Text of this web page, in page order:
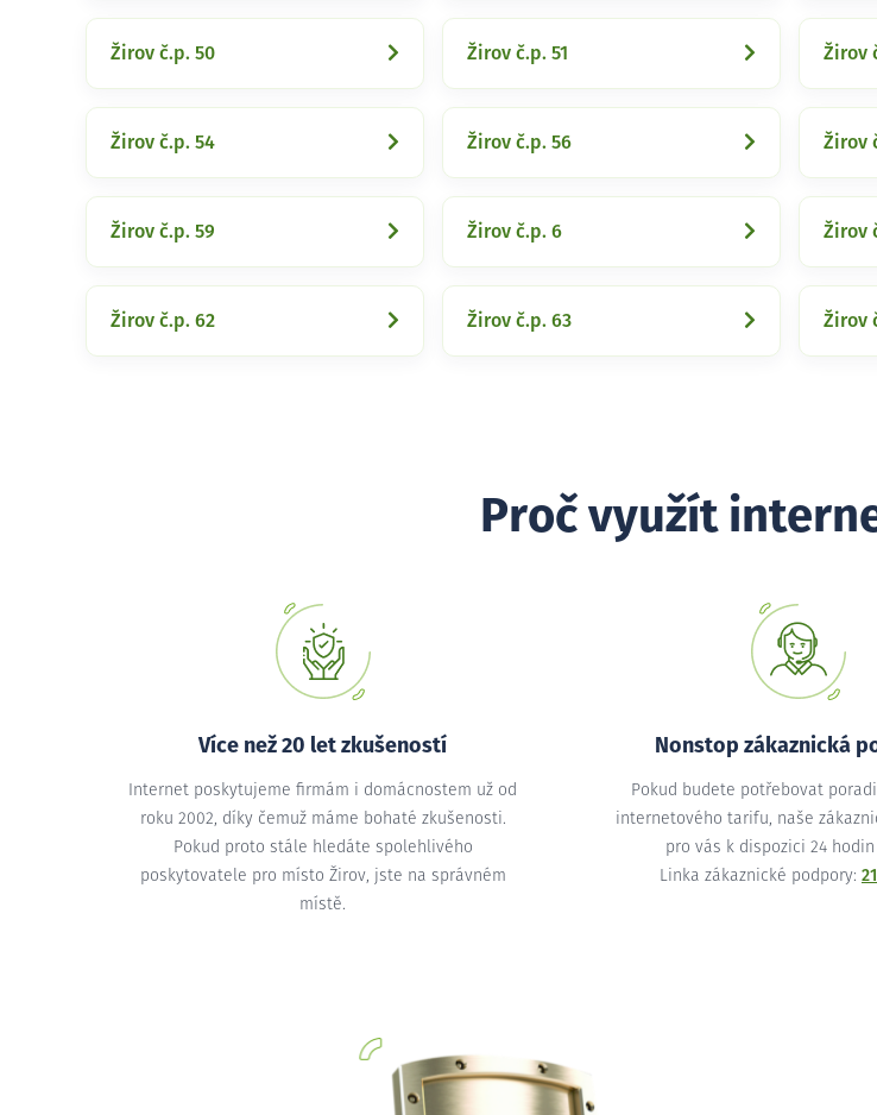
Žirov č.p. 50 Žirov č.p. 51 Žirov
Žirov č.p. 54 Žirov č.p. 56 Žirov
Žirov č.p. 59 Žirov č.p. 6 Žirov
Žirov č.p. 62 Žirov č.p. 63 Žirov
Proč využít
Více než 20 let zkušeností
Internet poskytujeme firmám i domácnostem už od
roku 2002, díky čemuž máme bohaté zkušenosti.
Pokud proto stále hledáte spolehlivého
poskytovatele pro místo Žirov, jste na správném
místě.
Nonstop zákaznická
Pokud budete potřebovat
internetového tarifu, naše
pro vás k dispozici 24 hodin
Linka zákaznické podpory: